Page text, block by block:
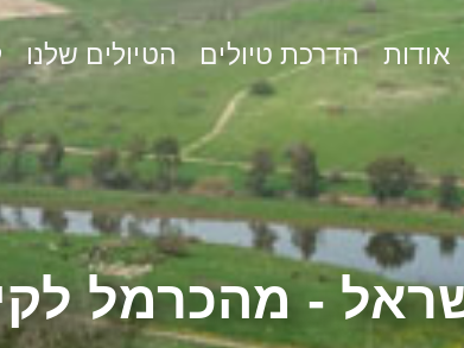
אודות הדרכת טיולים הטיולים שלנו
- מהכרמל